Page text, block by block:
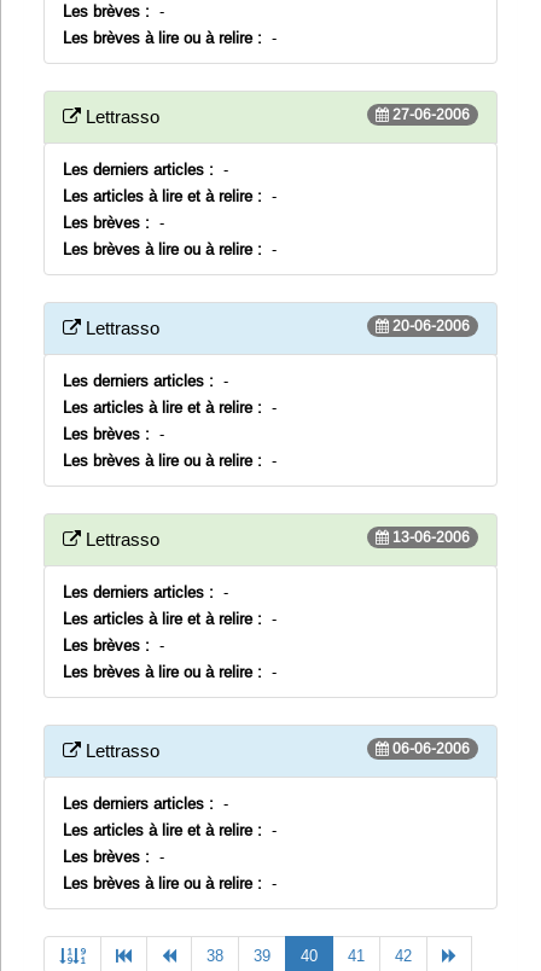
Les brèves : -
Les brèves à lire ou à relire : -
Lettrasso 27-06-2006
Les derniers articles : -
Les articles à lire et à relire : -
Les brèves : -
Les brèves à lire ou à relire : -
Lettrasso 20-06-2006
Les derniers articles : -
Les articles à lire et à relire : -
Les brèves : -
Les brèves à lire ou à relire : -
Lettrasso 13-06-2006
Les derniers articles : -
Les articles à lire et à relire : -
Les brèves : -
Les brèves à lire ou à relire : -
Lettrasso 06-06-2006
Les derniers articles : -
Les articles à lire et à relire : -
Les brèves : -
Les brèves à lire ou à relire : -
Previous
38 39 40(current)
41 42